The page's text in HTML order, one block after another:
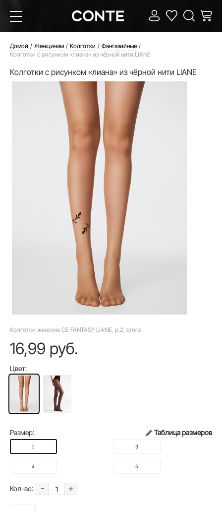
Домой Женщинам Колготки
Фантазийные
Колготки с рисунком «лиана» из чёрной нити LIANE
Колготки с рисунком «лиана» из чёрной нити LIANE
Колготки женские CE FANTASY LIANE, р.2, bronz
16,99 руб.
Цвет:
Размер: Таблица размеров
2 3
4 5
Кол-во: - +